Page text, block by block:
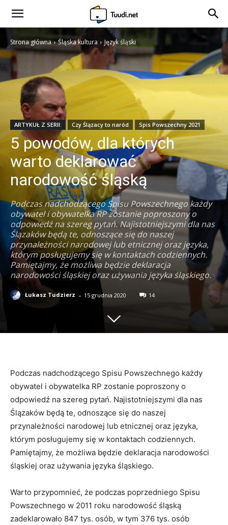
Strona główna Śląska kultura Język śląski
ARTYKUŁ Z SERII: Czy Ślązacy to naród Spis Powszechny 2021
5 powodów, dla których
warto deklarować
narodowość śląską
Podczas nadchodzącego Spisu Powszechnego każdy
obywatel i obywatelka RP zostanie poproszony o
odpowiedź na szereg pytań. Najistotniejszymi dla nas
Ślązaków będą te, odnoszące się do naszej
przynależności narodowej lub etnicznej oraz języka,
którym posługujemy się w kontaktach codziennych.
Pamiętajmy, że możliwa będzie deklaracja
narodowości śląskiej oraz używania języka śląskiego.
Łukasz Tudzierz - 15 grudnia 2020 14
Podczas nadchodzącego Spisu Powszechnego każdy
obywatel i obywatelka RP zostanie poproszony o
odpowiedź na szereg pytań. Najistotniejszymi dla nas
Ślązaków będą te, odnoszące się do naszej
przynależności narodowej lub etnicznej oraz języka,
którym posługujemy się w kontaktach codziennych.
Pamiętajmy, że możliwa będzie deklaracja narodowości
śląskiej oraz używania języka śląskiego.
Warto przypomnieć, że podczas poprzedniego Spisu
Powszechnego w 2011 roku narodowość śląską
zadeklarowało 847 tys. osób, w tym 376 tys. osób